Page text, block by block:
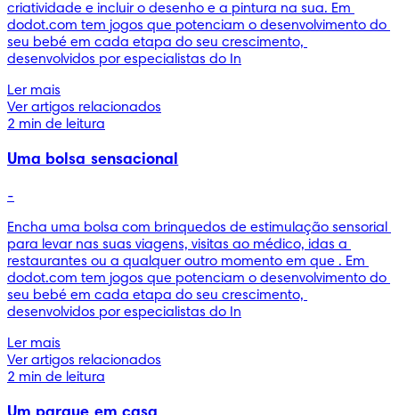
criatividade e incluir o desenho e a pintura na sua. Em
dodot.com tem jogos que potenciam o desenvolvimento do
seu bebé em cada etapa do seu crescimento,
desenvolvidos por especialistas do In
Ler mais
Ver artigos relacionados
2 min de leitura
Uma bolsa sensacional
-
Encha uma bolsa com brinquedos de estimulação sensorial
para levar nas suas viagens, visitas ao médico, idas a
restaurantes ou a qualquer outro momento em que . Em
dodot.com tem jogos que potenciam o desenvolvimento do
seu bebé em cada etapa do seu crescimento,
desenvolvidos por especialistas do In
Ler mais
Ver artigos relacionados
2 min de leitura